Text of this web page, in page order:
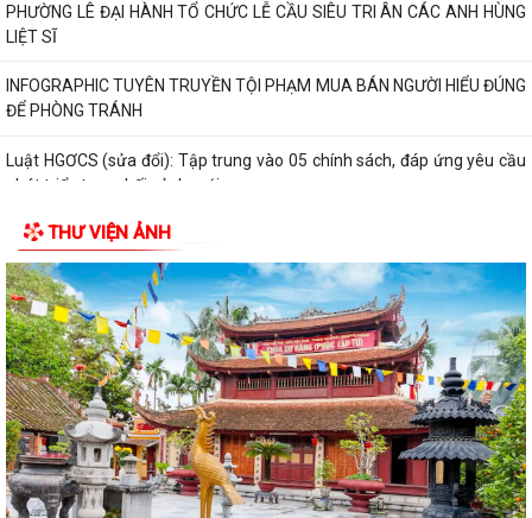
PHƯỜNG LÊ ĐẠI HÀNH TỔ CHỨC LỄ CẦU SIÊU TRI ÂN CÁC ANH HÙNG
LIỆT SĨ
INFOGRAPHIC TUYÊN TRUYỀN TỘI PHẠM MUA BÁN NGƯỜI HIỂU ĐÚNG
ĐỂ PHÒNG TRÁNH
Luật HGƠCS (sửa đổi): Tập trung vào 05 chính sách, đáp ứng yêu cầu
phát triển trong bối cảnh mới
THƯ VIỆN ẢNH